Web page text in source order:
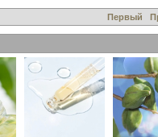
Первый